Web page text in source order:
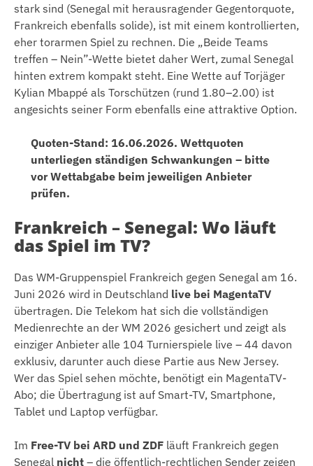
stark sind (Senegal mit herausragender Gegentorquote,
Frankreich ebenfalls solide), ist mit einem kontrollierten,
eher torarmen Spiel zu rechnen. Die „Beide Teams
treffen – Nein”-Wette bietet daher Wert, zumal Senegal
hinten extrem kompakt steht. Eine Wette auf Torjäger
Kylian Mbappé als Torschützen (rund 1.80–2.00) ist
angesichts seiner Form ebenfalls eine attraktive Option.
Quoten-Stand: 16.06.2026. Wettquoten
unterliegen ständigen Schwankungen – bitte
vor Wettabgabe beim jeweiligen Anbieter
prüfen.
Frankreich – Senegal: Wo läuft
das Spiel im TV?
Das WM-Gruppenspiel Frankreich gegen Senegal am 16.
Juni 2026 wird in Deutschland live bei MagentaTV
übertragen. Die Telekom hat sich die vollständigen
Medienrechte an der WM 2026 gesichert und zeigt als
einziger Anbieter alle 104 Turnierspiele live – 44 davon
exklusiv, darunter auch diese Partie aus New Jersey.
Wer das Spiel sehen möchte, benötigt ein MagentaTV-
Abo; die Übertragung ist auf Smart-TV, Smartphone,
Tablet und Laptop verfügbar.
Im Free-TV bei ARD und ZDF läuft Frankreich gegen
Senegal nicht – die öffentlich-rechtlichen Sender zeigen